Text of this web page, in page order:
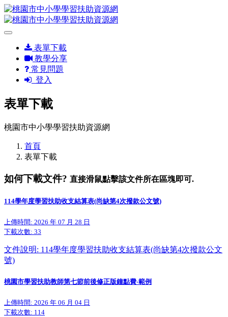
表單下載
教學分享
常見問題
登入
表單下載
桃園市中小學學習扶助資源網
首頁
表單下載
如何下載文件? 直接滑鼠點擊該文件所在區塊即可.
114學年度學習扶助收支結算表(尚缺第4次撥款公文號)
上傳時間: 2026 年 07 月 28 日
下載次數: 33
文件說明: 114學年度學習扶助收支結算表(尚缺第4次撥款公文
號)
桃園市學習扶助教師第七節前後修正版鐘點費-範例
上傳時間: 2026 年 06 月 04 日
下載次數: 114